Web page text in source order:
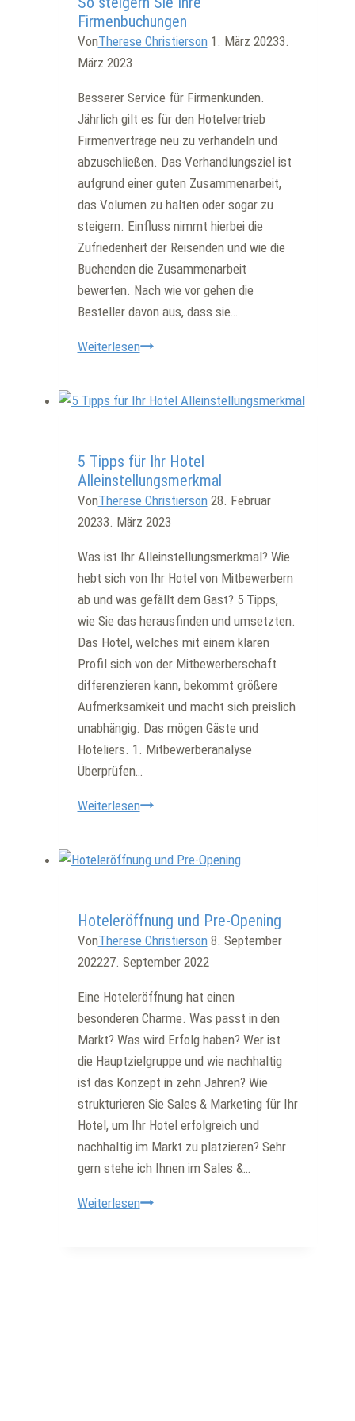
ich
tun?
Firmenbuchungen
VonTherese Christierson 1. März 20233.
März 2023
Besserer Service für Firmenkunden.
Jährlich gilt es für den Hotelvertrieb
Firmenverträge neu zu verhandeln und
abzuschließen. Das Verhandlungsziel ist
aufgrund einer guten Zusammenarbeit,
das Volumen zu halten oder sogar zu
steigern. Einfluss nimmt hierbei die
Zufriedenheit der Reisenden und wie die
Buchenden die Zusammenarbeit
bewerten. Nach wie vor gehen die
Besteller davon aus, dass sie…
WeiterlesenSo
Ihre
5 Tipps für Ihr Hotel
Alleinstellungsmerkmal
VonTherese Christierson 28. Februar
20233. März 2023
Was ist Ihr Alleinstellungsmerkmal? Wie
hebt sich von Ihr Hotel von Mitbewerbern
ab und was gefällt dem Gast? 5 Tipps,
wie Sie das herausfinden und umsetzten.
Das Hotel, welches mit einem klaren
Profil sich von der Mitbewerberschaft
differenzieren kann, bekommt größere
Aufmerksamkeit und macht sich preislich
unabhängig. Das mögen Gäste und
Hoteliers. 1. Mitbewerberanalyse
Überprüfen…
Weiterlesen5
Ihr
Alleinstellungsmerkmal
Hoteleröffnung und Pre-Opening
VonTherese Christierson 8. September
202227. September 2022
Eine Hoteleröffnung hat einen
besonderen Charme. Was passt in den
Markt? Was wird Erfolg haben? Wer ist
die Hauptzielgruppe und wie nachhaltig
ist das Konzept in zehn Jahren? Wie
strukturieren Sie Sales & Marketing für Ihr
Hotel, um Ihr Hotel erfolgreich und
nachhaltig im Markt zu platzieren? Sehr
gern stehe ich Ihnen im Sales &…
WeiterlesenHoteleröffnung